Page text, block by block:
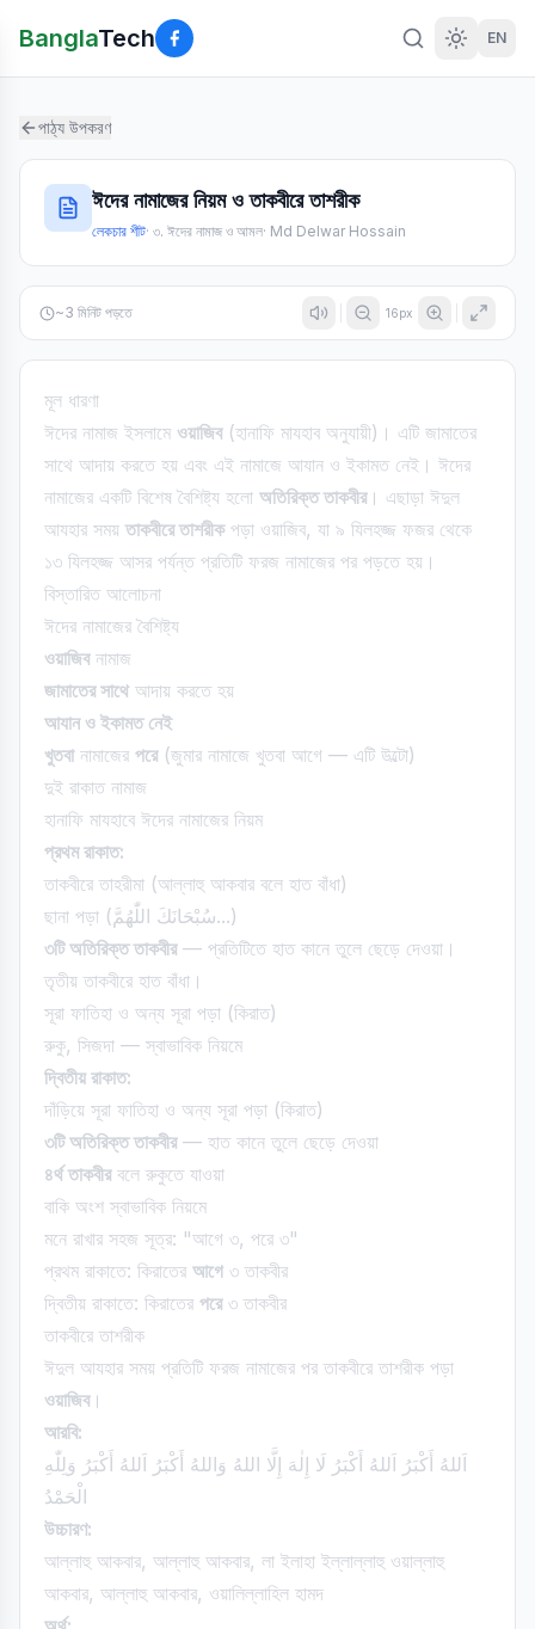
BanglaTech EN
পাঠ্য উপকরণ
ঈদের নামাজের নিয়ম ও তাকবীরে তাশরীক
লেকচার শীট· ৩. ঈদের নামাজ ও আমল· Md Delwar Hossain
~3 মিনিট পড়তে 16px
মূল ধারণা
ঈদের নামাজ ইসলামে ওয়াজিব(হানাফি মাযহাব অনুযায়ী)। এটি জামাতের
সাথে আদায় করতে হয় এবং এই নামাজে আযান ও ইকামত নেই। ঈদের
নামাজের একটি বিশেষ বৈশিষ্ট্য হলো অতিরিক্ত তাকবীর। এছাড়া ঈদুল
আযহার সময় তাকবীরে তাশরীকপড়া ওয়াজিব, যা ৯ যিলহজ্জ ফজর থেকে
১৩ যিলহজ্জ আসর পর্যন্ত প্রতিটি ফরজ নামাজের পর পড়তে হয়।
বিস্তারিত আলোচনা
ঈদের নামাজের বৈশিষ্ট্য
ওয়াজিবনামাজ
জামাতের সাথে আদায় করতে হয়
আযান ও ইকামত নেই
খুতবানামাজের পরে(জুমার নামাজে খুতবা আগে — এটি উল্টো)
দুই রাকাত নামাজ
হানাফি মাযহাবে ঈদের নামাজের নিয়ম
প্রথম রাকাত:
তাকবীরে তাহরীমা (আল্লাহু আকবার বলে হাত বাঁধা)
ছানা পড়া (سُبْحَانَكَ اللّٰهُمَّ...)
৩টি অতিরিক্ত তাকবীর— প্রতিটিতে হাত কানে তুলে ছেড়ে দেওয়া।
তৃতীয় তাকবীরে হাত বাঁধা।
সূরা ফাতিহা ও অন্য সূরা পড়া (কিরাত)
রুকু, সিজদা — স্বাভাবিক নিয়মে
দ্বিতীয় রাকাত:
দাঁড়িয়ে সূরা ফাতিহা ও অন্য সূরা পড়া (কিরাত)
৩টি অতিরিক্ত তাকবীর— হাত কানে তুলে ছেড়ে দেওয়া
৪র্থ তাকবীরবলে রুকুতে যাওয়া
বাকি অংশ স্বাভাবিক নিয়মে
মনে রাখার সহজ সূত্র: "আগে ৩, পরে ৩"
প্রথম রাকাতে: কিরাতের আগে ৩ তাকবীর
দ্বিতীয় রাকাতে: কিরাতের পরে৩ তাকবীর
তাকবীরে তাশরীক
ঈদুল আযহার সময় প্রতিটি ফরজ নামাজের পর তাকবীরে তাশরীক পড়া
ওয়াজিব।
আরবি:
اَللهُ أَكْبَرُ اَللهُ أَكْبَرُ لَا إِلٰهَ إِلَّا اللهُ وَاللهُ أَكْبَرُ اَللهُ أَكْبَرُ وَلِلّٰهِ
الْحَمْدُ
উচ্চারণ:
আল্লাহু আকবার, আল্লাহু আকবার, লা ইলাহা ইল্লাল্লাহু ওয়াল্লাহু
আকবার, আল্লাহু আকবার, ওয়ালিল্লাহিল হামদ